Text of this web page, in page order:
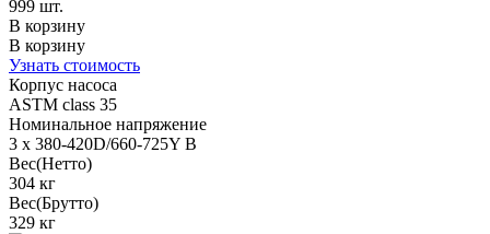
999 шт.
В корзину
В корзину
Узнать стоимость
Корпус насоса
ASTM class 35
Номинальное напряжение
3 x 380-420D/660-725Y В
Вес(Нетто)
304 кг
Вес(Брутто)
329 кг